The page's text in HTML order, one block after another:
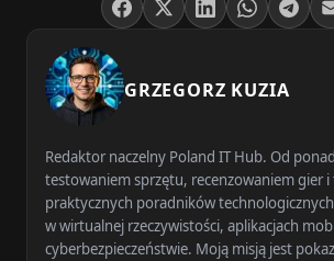
GRZEGORZ KUZIA
Redaktor naczelny Poland IT Hub. Od
testowaniem sprzętu, recenzowaniem gier
praktycznych poradników
w wirtualnej rzeczywistości, aplikacjach
cyberbezpieczeństwie. Moją misją jest